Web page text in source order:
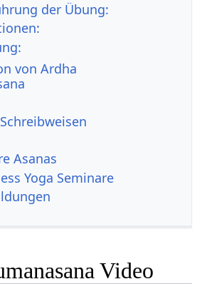
der Übung:
von Ardha
Asanas
Yoga Seminare
Video